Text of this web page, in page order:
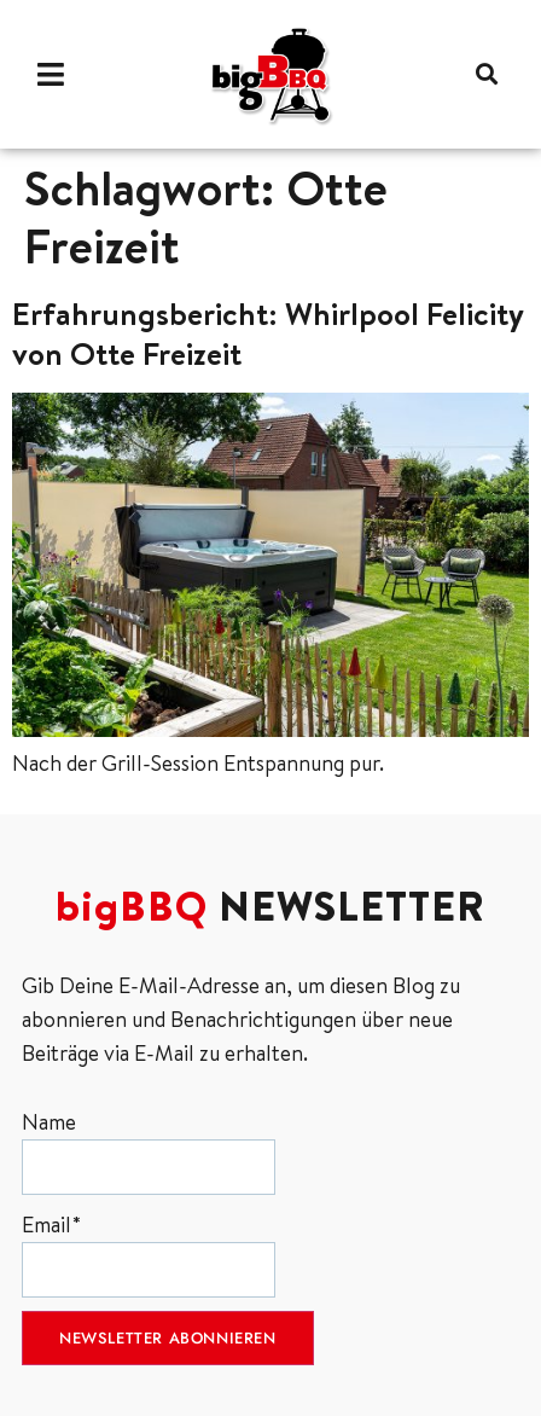
Schlagwort: Otte
Freizeit
Erfahrungsbericht: Whirlpool Felicity
von Otte Freizeit
Nach der Grill-Session Entspannung pur.
bigBBQ NEWSLETTER
Gib Deine E-Mail-Adresse an, um diesen Blog zu
abonnieren und Benachrichtigungen über neue
Beiträge via E-Mail zu erhalten.
Name
Email*